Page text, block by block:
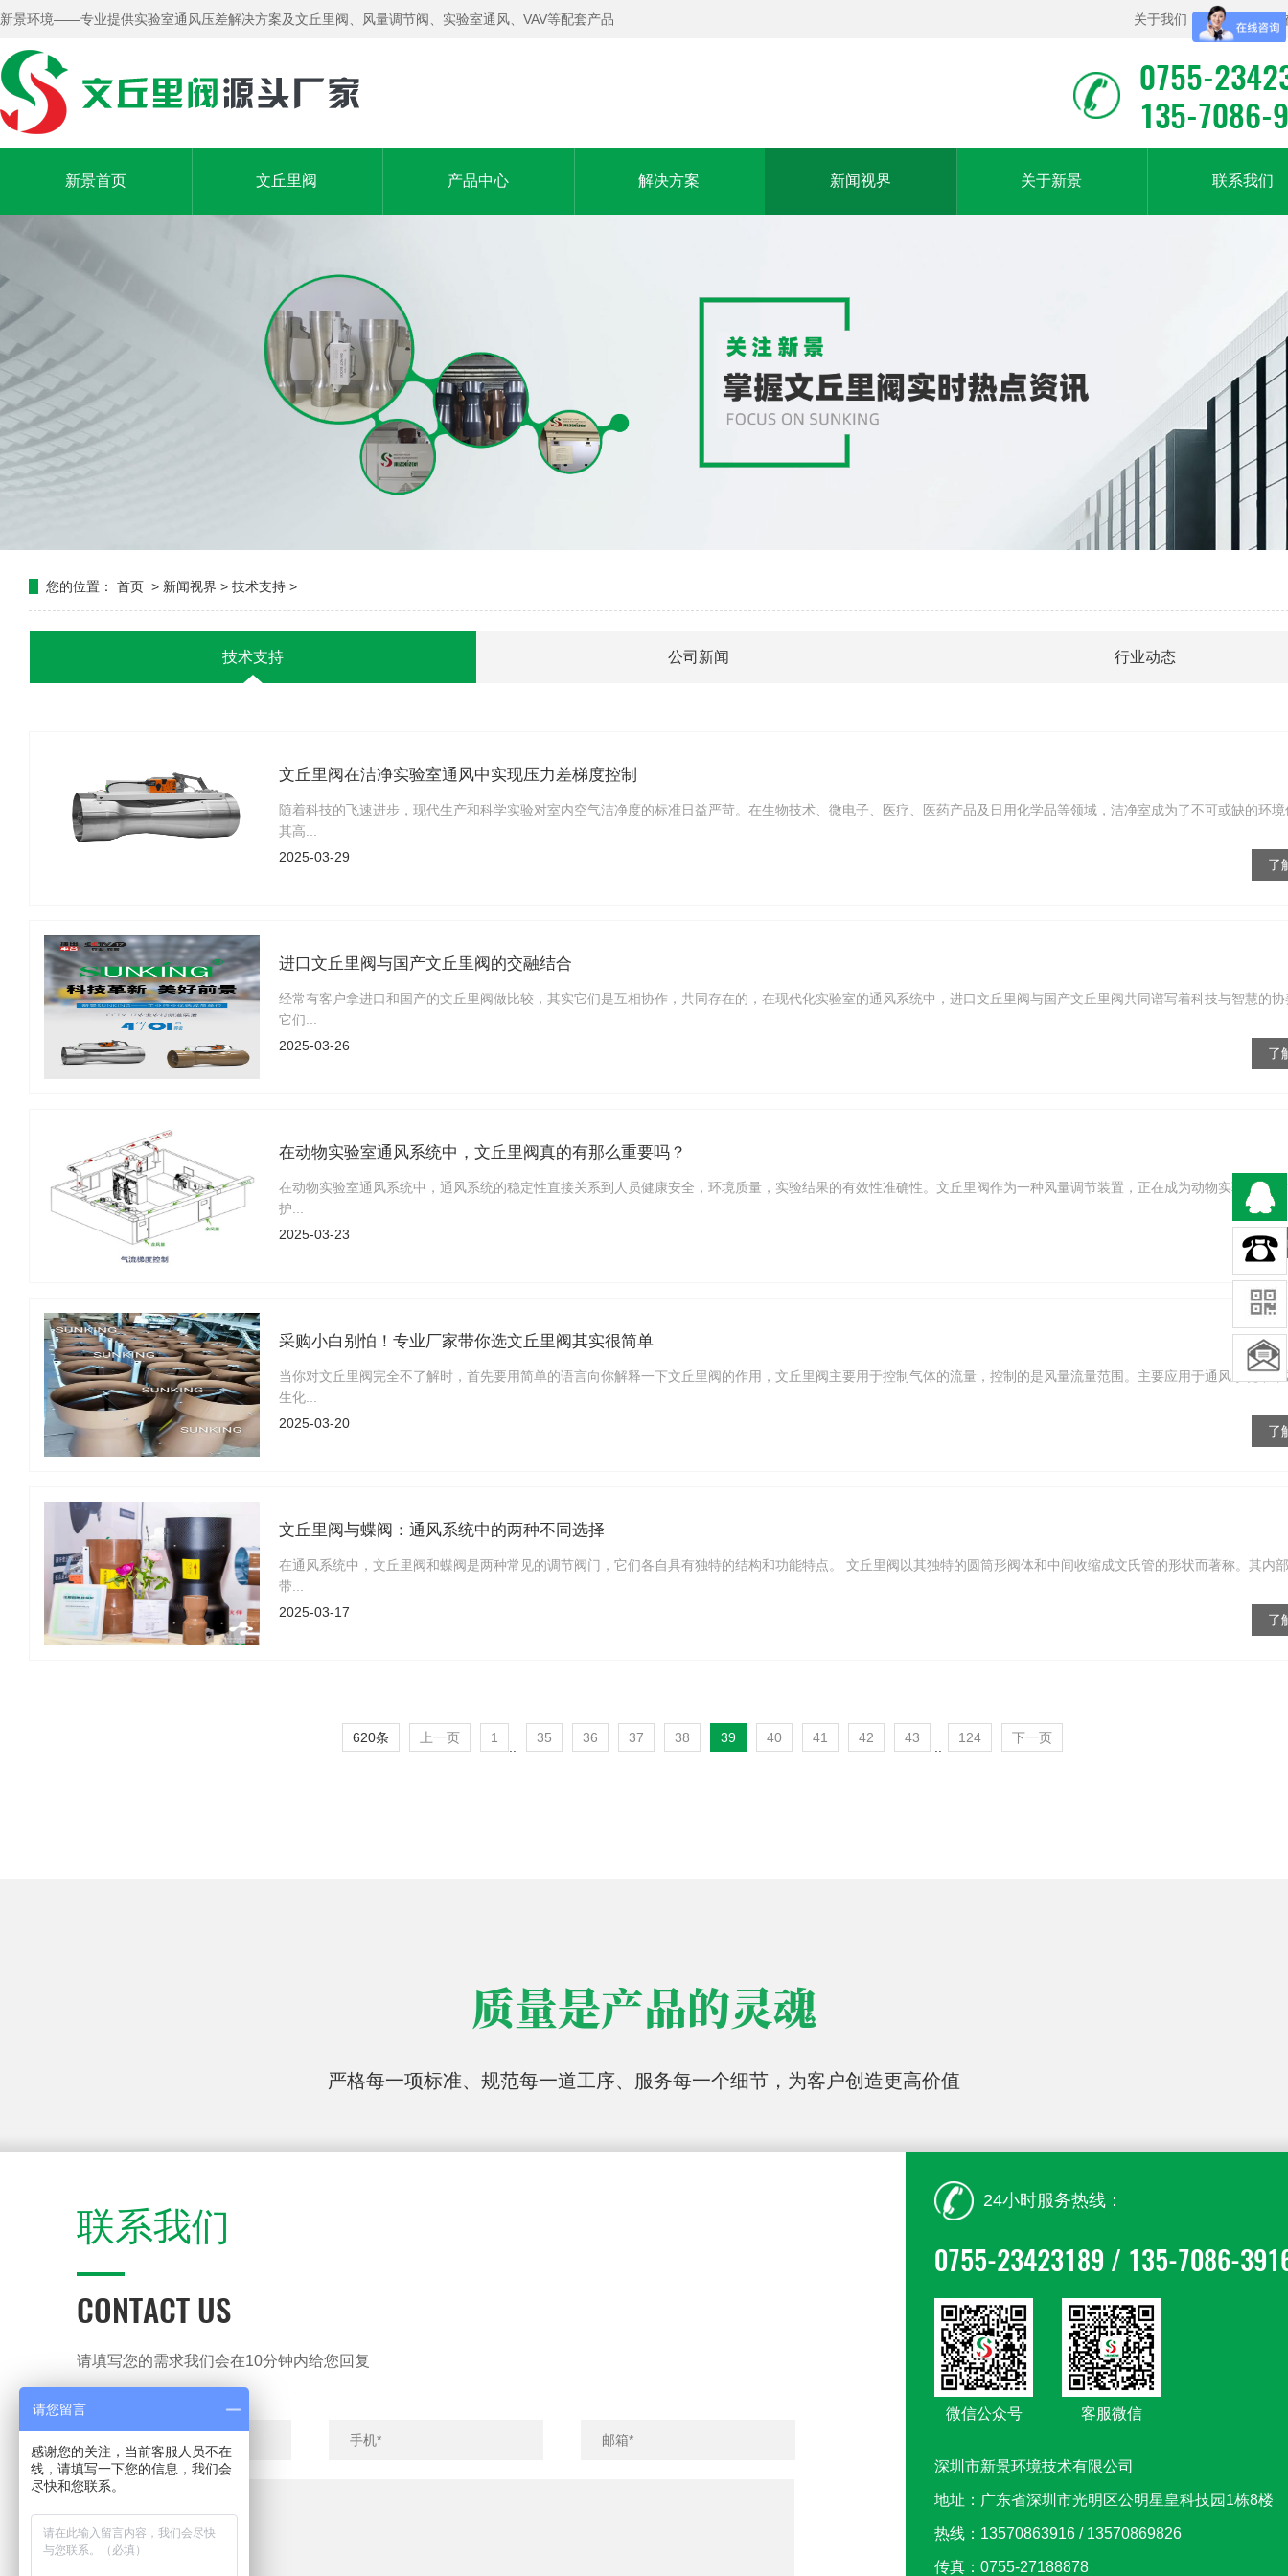
新景环境——专业提供实验室通风压差解决方案及文丘里阀、风量调节阀、实验室通风、VAV等配套产品 关于我们 | 联系我们 |
0755-
135-7086-
新景首页 文丘里阀 产品中心 解决方案 新闻视界 关于新景 联系我们
您的位置： 首页 > 新闻视界 > 技术支持 >
技术支持 公司新闻 行业动态
文丘里阀在洁净实验室通风中实现压力差梯度控制
随着科技的飞速进步，现代生产和科学实验对室内空气洁净度的标准日益严苛。在生物技术、微电子、医疗、医药产品及日用化学品等领域，洁净室成为了不可或缺的环
其高...
2025-03-29
了
进口文丘里阀与国产文丘里阀的交融结合
经常有客户拿进口和国产的文丘里阀做比较，其实它们是互相协作，共同存在的，在现代化实验室的通风系统中，进口文丘里阀与国产文丘里阀共同谱写着科技与智慧的
它们...
2025-03-26
了
在动物实验室通风系统中，文丘里阀真的有那么重要吗？
在动物实验室通风系统中，通风系统的稳定性直接关系到人员健康安全，环境质量，实验结果的有效性准确性。文丘里阀作为一种风量调节装置，正在成为动物实验室中的
护...
2025-03-23
了
采购小白别怕！专业厂家带你选文丘里阀其实很简单
当你对文丘里阀完全不了解时，首先要用简单的语言向你解释一下文丘里阀的作用，文丘里阀主要用于控制气体的流量，控制的是风量流量范围。主要应用于通风系统中
生化...
2025-03-20
了
文丘里阀与蝶阀：通风系统中的两种不同选择
在通风系统中，文丘里阀和蝶阀是两种常见的调节阀门，它们各自具有独特的结构和功能特点。 文丘里阀以其独特的圆筒形阀体和中间收缩成文氏管的形状而著称。其内
带...
2025-03-17
了
620条 上一页 1 35 36 37 38 39 40 41 42 43 124 下一页
质量是产品的灵魂
严格每一项标准、规范每一道工序、服务每一个细节，为客户创造更高价值
联系我们
CONTACT US
请填写您的需求我们会在10分钟内给您回复
24小时服务热线：
0755-23423189 / 135-7086-
微信公众号 客服微信
深圳市新景环境技术有限公司
地址：广东省深圳市光明区公明星皇科技园1栋8楼
热线：13570863916 / 13570869826
传真：0755-27188878
请您留言
感谢您的关注，当前客服人员不在
线，请填写一下您的信息，我们会
尽快和您联系。